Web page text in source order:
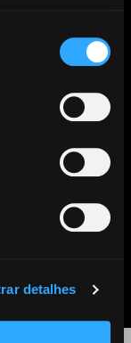
detalhes
para ver